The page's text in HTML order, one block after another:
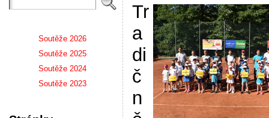
Soutěže 2026
Soutěže 2025
Soutěže 2024
Soutěže 2023
Tr
a
di
č
n